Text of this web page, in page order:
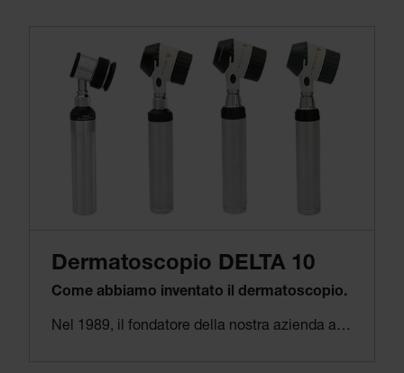
Dermatoscopio DELTA 10
Come abbiamo inventato il dermatoscopio.
Nel 1989, il fondatore della nostra azienda andò dal dermatologo con sua moglie.